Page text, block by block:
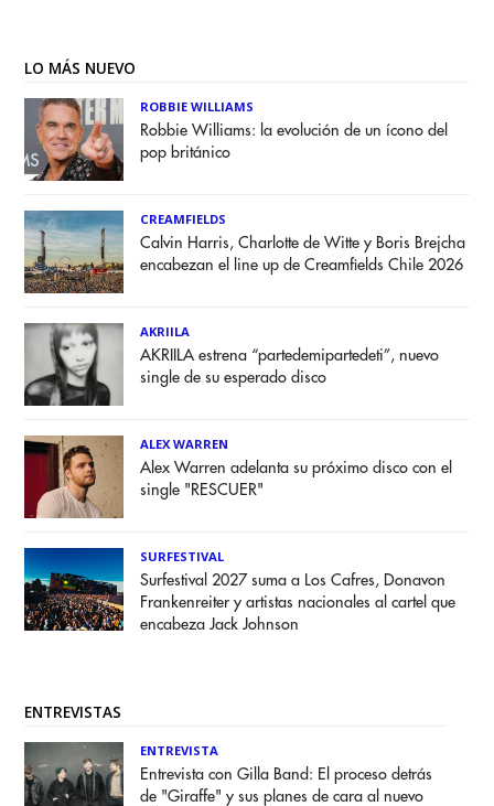
LO MÁS NUEVO
ROBBIE WILLIAMS
Robbie Williams: la evolución de un ícono del
pop británico
CREAMFIELDS
Calvin Harris, Charlotte de Witte y Boris Brejcha
encabezan el line up de Creamfields Chile 2026
AKRIILA
AKRIILA estrena “partedemipartedeti”, nuevo
single de su esperado disco
ALEX WARREN
Alex Warren adelanta su próximo disco con el
single "RESCUER"
SURFESTIVAL
Surfestival 2027 suma a Los Cafres, Donavon
Frankenreiter y artistas nacionales al cartel que
encabeza Jack Johnson
ENTREVISTAS
ENTREVISTA
Entrevista con Gilla Band: El proceso detrás
de "Giraffe" y sus planes de cara al nuevo